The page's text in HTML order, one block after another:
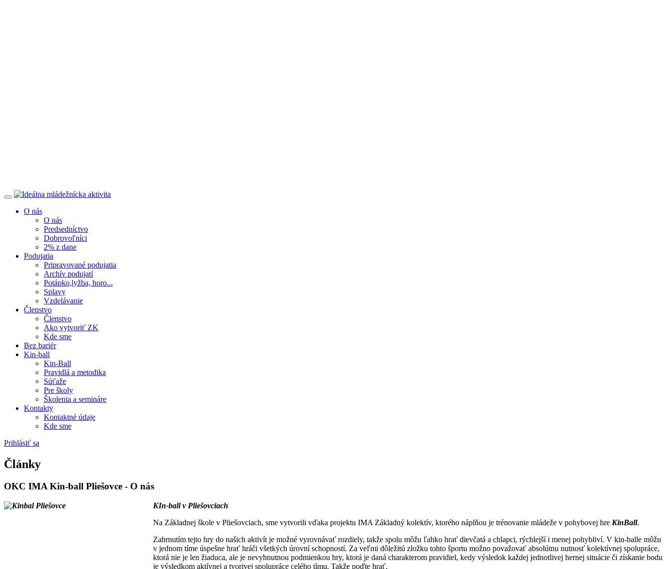
O nás
O nás
Predsedníctvo
Dobrovoľníci
2% z dane
Podujatia
Pripravované podujatia
Archív podujatí
Potápko,lyžba, horo...
Splavy
Vzdelávanie
Členstvo
Členstvo
Ako vytvoriť ZK
Kde sme
Bez bariér
Kin-ball
Kin-Ball
Pravidlá a metodika
Súťaže
Pre školy
Školenia a semináre
Kontakty
Kontaktné údaje
Kde sme
Prihlásiť sa
Články
OKC IMA Kin-ball Pliešovce - O nás
KIn-ball v Pliešovciach
Na Základnej škole v Pliešovciach, sme vytvorili vďaka projektu IMA Základný kolektív, ktorého náplňou je trénovanie mládeže v pohybovej hre KinBall.
Zahrnutím tejto hry do našich aktivít je možné vyrovnávať rozdiely, takže spolu môžu ľahko hrať dievčatá a chlapci, rýchlejší i menej pohybliví. V kin-balle môžu
v jednom tíme úspešne hrať hráči všetkých úrovní schopností. Za veľmi dôležitú zložku tohto športu možno považovať absolútnu nutnosť kolektívnej spolupráce,
ktorá nie je len žiaduca, ale je nevyhnutnou podmienkou hry, ktorá je daná charakterom pravidiel, kedy výsledok každej jednotlivej hernej situácie či získanie bodu
je výsledkom aktívnej a tvorivej spolupráce celého tímu. Takže poďte hrať.